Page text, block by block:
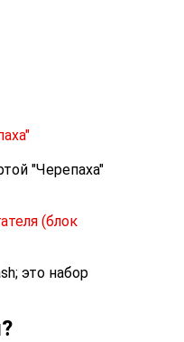
"Черепаха"
(блок
это набор